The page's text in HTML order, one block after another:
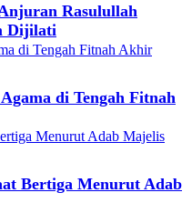
Rasulullah
Dijilati
di Tengah Fitnah
Bertiga Menurut Adab